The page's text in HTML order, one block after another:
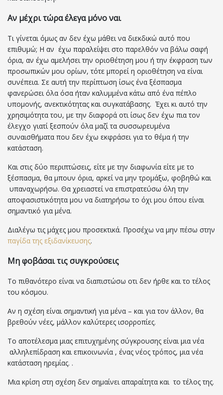
Αν μέχρι τώρα έλεγα μόνο ναι
Τι γίνεται όμως αν δεν έχω μάθει να διεκδικώ αυτό που
επιθυμώ; Η αν έχω παραλείψει στο παρελθόν να βάλω σαφή
όρια, αν έχω αμελήσει την οριοθέτηση μου ή την έκφραση των
προσωπικών μου ορίων, τότε μπορεί η οριοθέτηση να είναι
συνέπεια. Σε αυτή την περίπτωση ίσως ένα ξέσπασμα
φανερώσει όλα όσα ήταν καλυμμένα κάτω από ένα πέπλο
υπομονής, ανεκτικότητας και συγκατάβασης. Έχει κι αυτό την
χρησιμότητα του, με την διαφορά οτι ίσως δεν έχω πια τον
έλεγχο γιατί ξεσπούν όλα μαζί τα συσσωρευμένα
συναισθήματα που δεν έχω εκφράσει για το θέμα ή την
κατάσταση.
Και στις δύο περιπτώσεις, είτε με την διαφωνία είτε με το
ξέσπασμα, θα μπουν όρια, αρκεί να μην τρομάξω, φοβηθώ και
υπαναχωρήσω. Θα χρειαστεί να επιστρατεύσω όλη την
αποφασιστικότητα μου να διατηρήσω το όχι μου όπου είναι
σημαντικό για μένα.
Διαλέγω τις μάχες μου προσεκτικά. Προσέχω να μην πέσω στην
παγίδα της εξιδανίκευσης.
Μη φοβάσαι τις συγκρούσεις
Το πιθανότερο είναι να διαπιστώσω οτι δεν ήρθε και το τέλος
του κόσμου.
Αν η σχέση είναι σημαντική για μένα – και για τον άλλον, θα
βρεθούν νέες, μάλλον καλύτερες ισορροπίες.
Το αποτέλεσμα μιας επιτυχημένης σύγκρουσης είναι μια νέα
αλληλεπίδραση και επικοινωνία , ένας νέος τρόπος, μια νέα
κατάσταση ηρεμίας. .
Μια κρίση στη σχέση δεν σημαίνει απαραίτητα και το τέλος της.